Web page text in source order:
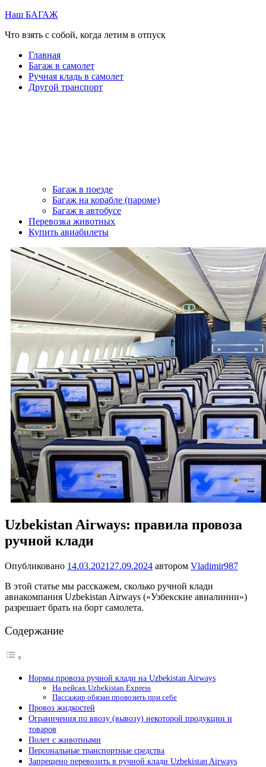
Перейти
содержимому
Наш БАГАЖ
Что взять с собой, когда летим в отпуск
Главная
Багаж в самолет
Ручная кладь в самолет
Другой транспорт
Багаж в поезде
Багаж на корабле (пароме)
Багаж в автобусе
Перевозка животных
Купить авиабилеты
Uzbekistan Airways: правила провоза
ручной клади
Опубликовано 14.03.2021 27.09.2024 автором Vladimir987
В этой статье мы расскажем, сколько ручной клади
авиакомпания Uzbekistan Airways («Узбекские авиалинии»)
разрешает брать на борт самолета.
Содержание
Нормы провоза ручной клади на Uzbekistan Airways
На рейсах Uzbekistan Express
Пассажир обязан провозить при себе
Провоз жидкостей
Ограничения по ввозу (вывозу) некоторой продукции и
товаров
Полет с животными
Персональные транспортные средства
Запрещено перевозить в ручной клади Uzbekistan Airways